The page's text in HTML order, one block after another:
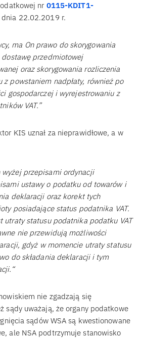
nr 0115-KDIT1-
22.02.2019 r.
ma On prawo do skorygowania
przedmiotowej
oraz skorygowania rozliczenia
z powstaniem nadpłaty, również po
gospodarczej i wyrejestrowaniu z
VAT.”
KIS uznał za nieprawidłowe, a w
wyżej przepisami ordynacji
ustawy o podatku od towarów i
deklaracji oraz korekt tych
posiadające status podatnika VAT.
utraty statusu podatnika podatku VAT
nie przewidują możliwości
gdyż w momencie utraty statusu
do składania deklaracji i tym
nie zgadzają się
sądy uważają, że organy podatkowe
sądów WSA są kwestionowane
ale NSA podtrzymuje stanowisko